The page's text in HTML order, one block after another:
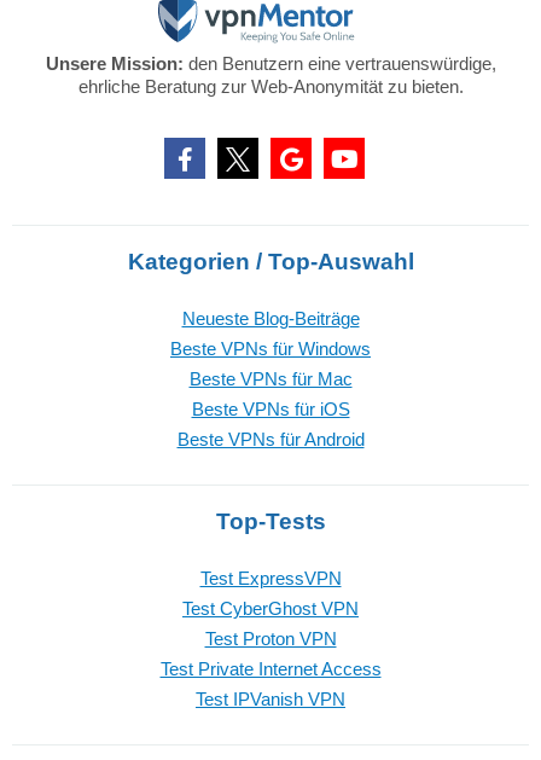
Unsere Mission: den Benutzern eine vertrauenswürdige,
ehrliche Beratung zur Web-Anonymität zu bieten.
Kategorien / Top-Auswahl
Neueste Blog-Beiträge
Beste VPNs für Windows
Beste VPNs für Mac
Beste VPNs für iOS
Beste VPNs für Android
Top-Tests
Test ExpressVPN
Test CyberGhost VPN
Test Proton VPN
Test Private Internet Access
Test IPVanish VPN